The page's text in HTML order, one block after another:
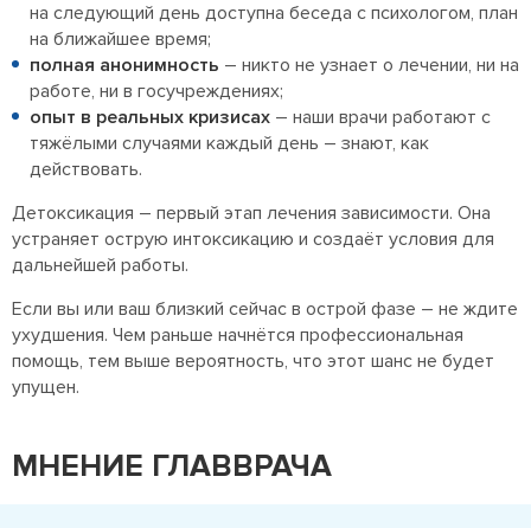
на следующий день доступна беседа с психологом, план
на ближайшее время;
полная анонимность – никто не узнает о лечении, ни на
работе, ни в госучреждениях;
опыт в реальных кризисах – наши врачи работают с
тяжёлыми случаями каждый день – знают, как
действовать.
Детоксикация – первый этап лечения зависимости. Она
устраняет острую интоксикацию и создаёт условия для
дальнейшей работы.
Если вы или ваш близкий сейчас в острой фазе – не ждите
ухудшения. Чем раньше начнётся профессиональная
помощь, тем выше вероятность, что этот шанс не будет
упущен.
МНЕНИЕ ГЛАВВРАЧА